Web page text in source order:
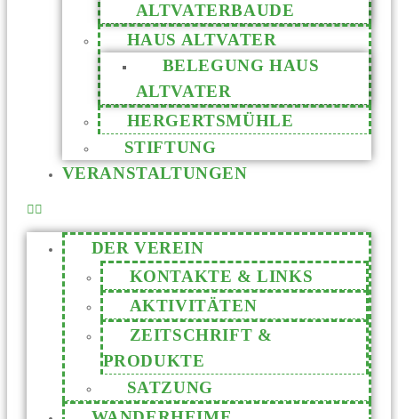
ALTVATERBAUDE
HAUS ALTVATER
BELEGUNG HAUS
ALTVATER
HERGERTSMÜHLE
STIFTUNG
VERANSTALTUNGEN
DER VEREIN
KONTAKTE & LINKS
AKTIVITÄTEN
ZEITSCHRIFT &
PRODUKTE
SATZUNG